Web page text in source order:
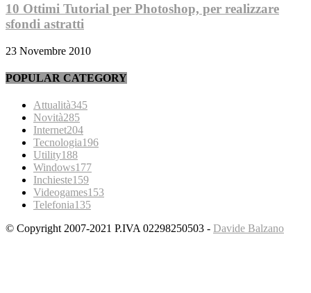
10 Ottimi Tutorial per Photoshop, per realizzare
sfondi astratti
23 Novembre 2010
POPULAR CATEGORY
Attualità345
Novità285
Internet204
Tecnologia196
Utility188
Windows177
Inchieste159
Videogames153
Telefonia135
© Copyright 2007-2021 P.IVA 02298250503 - Davide Balzano